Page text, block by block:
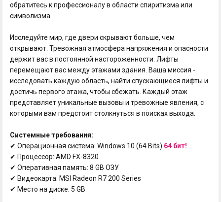
обратитесь к профессионалу в области спиритизма или
символизма.
Исследуйте мир, где двери скрывают больше, чем
открывают. Тревожная атмосфера напряжения и опасности
держит вас в постоянной настороженности. Лифты
перемещают вас между этажами здания. Ваша миссия -
исследовать каждую область, найти спускающиеся лифты и
достичь первого этажа, чтобы сбежать. Каждый этаж
представляет уникальные вызовы и тревожные явления, с
которыми вам предстоит столкнуться в поисках выхода.
Системные требования:
✔ Операционная система: Windows 10 (64 Bits) 64 бит!
✔ Процессор: AMD FX-8320
✔ Оперативная память: 8 GB ОЗУ
✔ Видеокарта: MSI Radeon R7 200 Series
✔ Место на диске: 5 GB